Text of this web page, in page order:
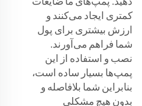
کمتری ایجاد می‌کنند و
ارزش بیشتری برای پول
شما فراهم می‌آورند.
نصب و استفاده از این
پمپ‌ها بسیار ساده است،
بنابراین شما بلافاصله و
بدون هیچ مشکلی